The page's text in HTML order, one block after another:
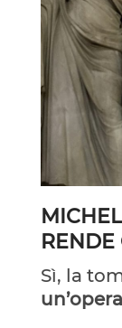
Sì, la